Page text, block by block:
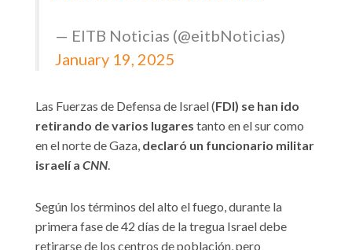
— EITB Noticias (@eitbNoticias)
January 19, 2025
Las Fuerzas de Defensa de Israel (FDI) se han ido
retirando de varios lugares tanto en el sur como
en el norte de Gaza, declaró un funcionario militar
israelí a CNN
Según los términos del alto el fuego, durante la
primera fase de 42 días de la tregua Israel debe
retirarse de los centros de población, pero